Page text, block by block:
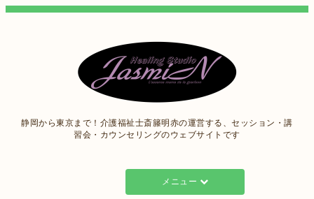
静岡から東京まで！介護福祉士斎籐明赤の運営する、セッション・講
習会・カウンセリングのウェブサイトです
メニュー